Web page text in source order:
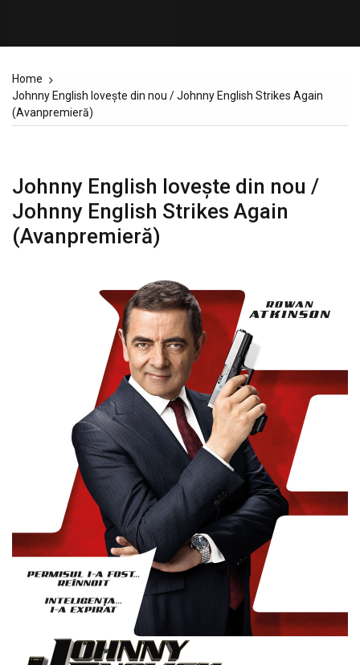
Home
Johnny English loveşte din nou / Johnny English Strikes Again
(Avanpremieră)
Johnny English loveşte din nou /
Johnny English Strikes Again
(Avanpremieră)